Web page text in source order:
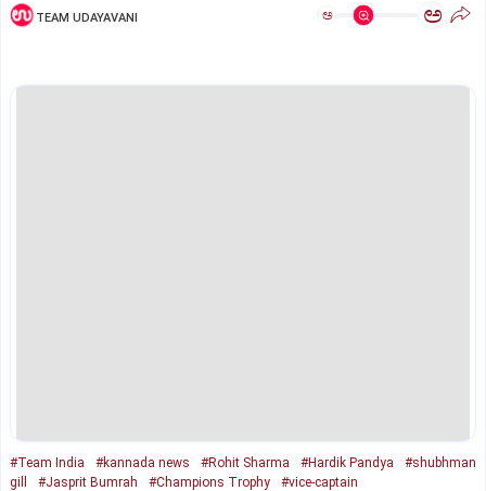
TEAM UDAYAVANI ಅ ಅ
#Team India #kannada news #Rohit Sharma #Hardik Pandya
#shubhman
gill
#Jasprit Bumrah #Champions Trophy #vice-captain